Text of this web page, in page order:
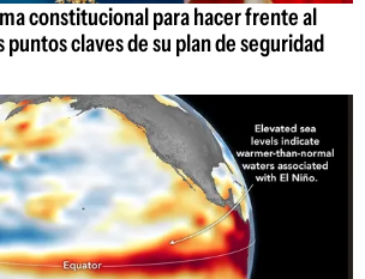
constitucional para hacer frente al
claves de su plan de seguridad